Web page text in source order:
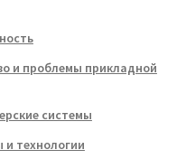
и проблемы прикладной
системы
технологии